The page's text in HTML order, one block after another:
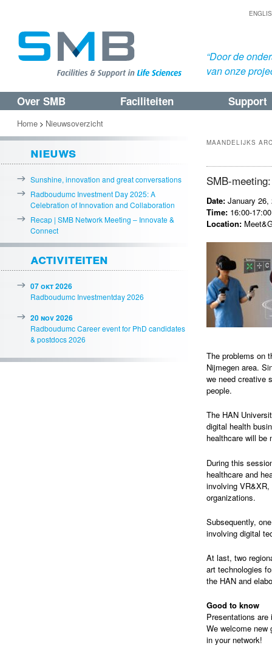
“Door de
van onze
Spring
naar
de
primaire
inhoud
Spring
naar
de
secundaire
inhoud
Over SMB Faciliteiten Support
MAANDELIJKS
SMB-
Date: January 26,
Time: 16:00-
Location:
The problems on
Nijmegen area.
we need creative
people.
The HAN
digital health
healthcare will be
During this
healthcare and
involving
organizations.
Subsequently,
involving digital
At last, two
art technologies
the HAN and
Good to know
Presentations
We welcome
in your network!
Home > Nieuwsoverzicht
nieuws
Sunshine, innovation and great conversations
Radboudumc Investment Day 2025: A
Celebration of Innovation and Collaboration
Recap | SMB Network Meeting – Innovate &
Connect
activiteiten
07 okt 2026
Radboudumc Investmentday 2026
20 nov 2026
Radboudumc Career event for PhD candidates
& postdocs 2026